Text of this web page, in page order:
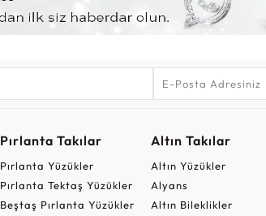
Pırlanta Takılar
Pırlanta Yüzükler
Pırlanta Tektaş Yüzükler
Beştaş Pırlanta Yüzükler
Altın Takılar
Altın Yüzükler
Alyans
Altın Bileklikler